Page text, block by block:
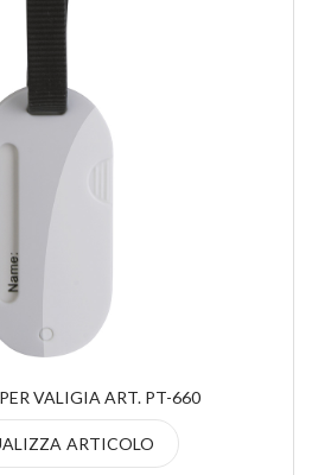
VALIGIA ART. PT-660
ARTICOLO